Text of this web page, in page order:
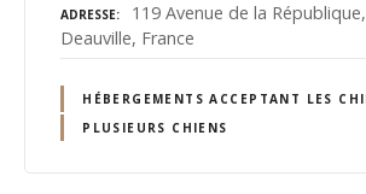
ADRESSE
119 Avenue de la
Deauville, France
HÉBERGEMENTS ACCEPTANT LES
PLUSIEURS CHIENS